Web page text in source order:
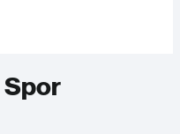
Spor